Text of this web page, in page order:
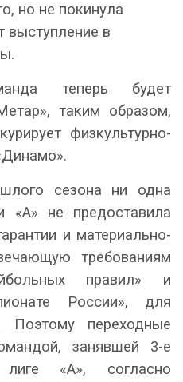
но не покинула
выступление в
теперь будет
таким образом,
физкультурно-
сезона ни одна
«А» не предоставила
и материально-
требованиям
правил» и
России», для
Поэтому переходные
занявшей 3-е
«А», согласно